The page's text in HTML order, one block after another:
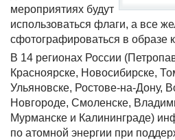
мероприятиях будут
использоваться флаги, а все
сфотографироваться в образе
В 14 регионах России
Красноярске, Новосибирске,
Ульяновске, Ростове-на-Дону,
Новгороде, Смоленске,
Мурманске и Калининграде)
по атомной энергии при